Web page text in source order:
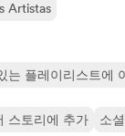
Artistas
는 플레이리스트에
스토리에 추가 소